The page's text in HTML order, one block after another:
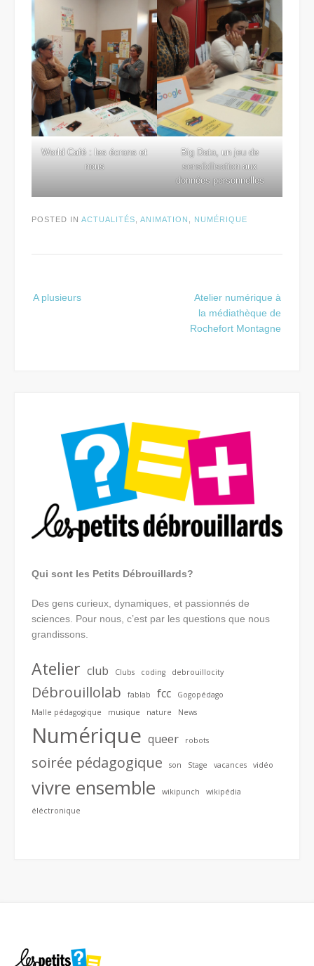
World Café : les écrans et
nous
Big Data, un jeu de
sensibilisation aux
données personnelles
POSTED IN ACTUALITÉS ANIMATION NUMÉRIQUE
navigation
A plusieurs
Atelier numérique à
la médiathèque de
Rochefort Montagne
Qui sont les Petits Débrouillards?
Des gens curieux, dynamiques, et passionnés de
sciences. Pour nous, c’est par les questions que nous
grandissons.
Atelier club Clubs coding debrouillocity
Débrouillolab fablab fcc
Gogopédago
Malle pédagogique
musique nature News
Numérique queer robots
soirée pédagogique son Stage vacances vidéo
vivre ensemble wikipunch
wikipédia
éléctronique